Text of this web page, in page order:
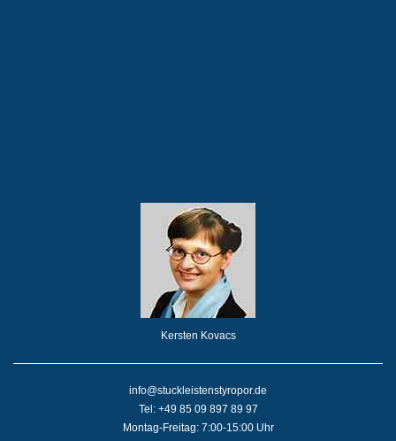
Kersten Kovacs
info@stuckleistenstyropor.de
Tel: +49 85 09 897 89 97
Montag-Freitag: 7:00-15:00 Uhr